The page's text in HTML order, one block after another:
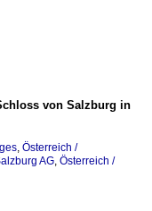
von Salzburg in
, Österreich /
AG, Österreich /